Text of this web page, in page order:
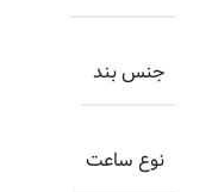
جنس بند
نوع ساعت